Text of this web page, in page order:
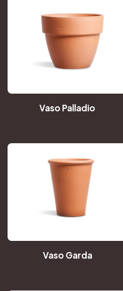
Vaso Palladio
Vaso Garda